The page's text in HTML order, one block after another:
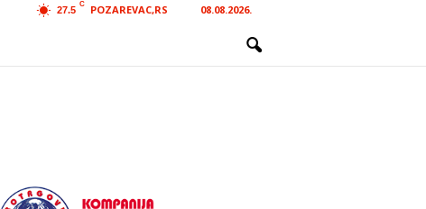
27.5
C POZAREVAC,RS 08.08.2026.